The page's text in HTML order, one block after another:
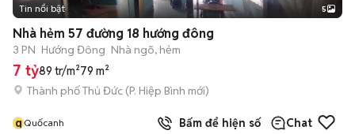
Tin nổi bật 5
Nhà hẻm 57 đường 18 hướng đông
3 PN Hướng Đông Nhà ngõ, hẻm
7 tỷ89 tr/m²79 m²
Thành phố Thủ Đức (P. Hiệp Bình mới)
qQuốcanh Bấm để hiện số Chat